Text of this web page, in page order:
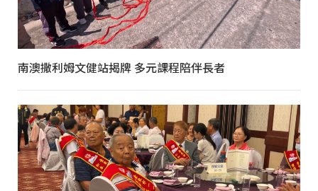
南澳撒利姆文健站揭牌 多元課程陪伴長者